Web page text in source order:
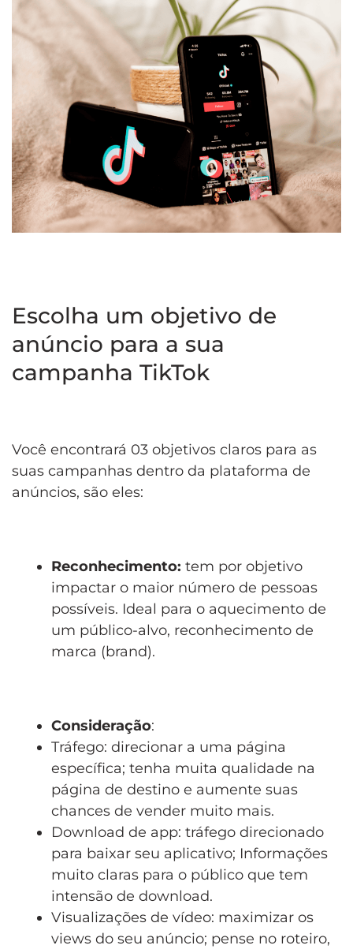
Escolha um objetivo de
anúncio para a sua
campanha TikTok
Você encontrará 03 objetivos claros para as
suas campanhas dentro da plataforma de
anúncios, são eles:
Reconhecimento: tem por objetivo
impactar o maior número de pessoas
possíveis. Ideal para o aquecimento de
um público-alvo, reconhecimento de
marca (brand).
Consideração:
Tráfego: direcionar a uma página
específica; tenha muita qualidade na
página de destino e aumente suas
chances de vender muito mais.
Download de app: tráfego direcionado
para baixar seu aplicativo; Informações
muito claras para o público que tem
intensão de download.
Visualizações de vídeo: maximizar os
views do seu anúncio; pense no roteiro,